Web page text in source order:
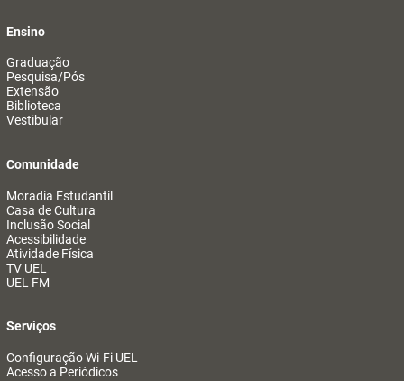
Ensino
Graduação
Pesquisa/Pós
Extensão
Biblioteca
Vestibular
Comunidade
Moradia Estudantil
Casa de Cultura
Inclusão Social
Acessibilidade
Atividade Física
TV UEL
UEL FM
Serviços
Configuração Wi-Fi UEL
Acesso a Periódicos